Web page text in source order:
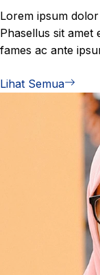
Lorem ipsum
Phasellus sit amet
fames ac ante
Lihat Semua